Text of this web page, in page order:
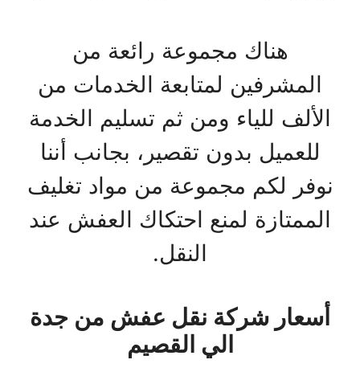
هناك مجموعة رائعة من
المشرفين لمتابعة الخدمات من
الألف للياء ومن ثم تسليم الخدمة
للعميل بدون تقصير، بجانب أننا
نوفر لكم مجموعة من مواد تغليف
الممتازة لمنع احتكاك العفش عند
النقل.
أسعار شركة نقل عفش من جدة
الي القصيم